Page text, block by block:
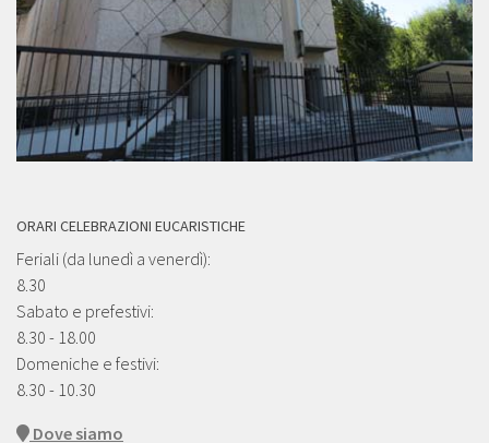
ORARI CELEBRAZIONI EUCARISTICHE
Feriali (da lunedì a venerdì):
8.30
Sabato e prefestivi:
8.30 - 18.00
Domeniche e festivi:
8.30 - 10.30
Dove siamo